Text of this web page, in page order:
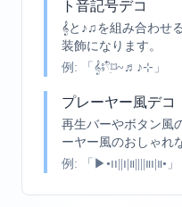
ト音記号デコ
𝄞と♪♫を組み合わせ
装飾になります。
例:
「𝄞⨾𓍢ִ໋⌑~♬♪⊹」
プレーヤー風デコ
再生バーやボタン風
ーヤー風のおしゃれ
例:
「▶︎•၊၊||၊|။||||။၊|။•」